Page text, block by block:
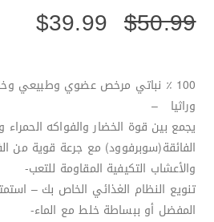
$50.99
$39.99
100 ٪ نباتي مرخص عضوي وطبيعي
وراثيا –
يجمع بين قوة الخضار والفواكه الحمراء
الفائقة(سوبرفوود) مع جرعة قوية من
والأعشاب التكيفية المقاومة للتعب-
تنويع النظام الغذائي الخاص بك –
المفضل أو ببساطة خلط مع الماء-